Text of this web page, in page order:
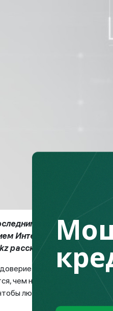
событиями в
Интернета, многие
расскажет, как
у клиентов банков
чем незнакомый
люди обращались в